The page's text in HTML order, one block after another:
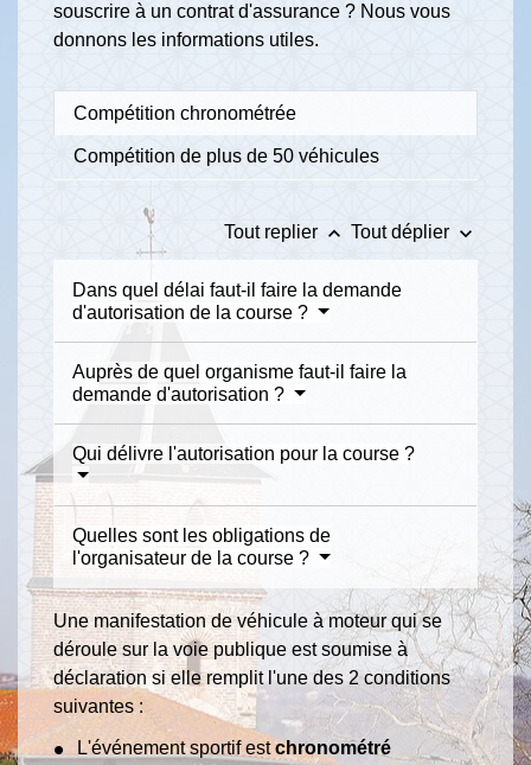
souscrire à un contrat d'assurance ? Nous vous
donnons les informations utiles.
Compétition chronométrée
Compétition de plus de 50 véhicules
Tout replier keyboard_arrow_up Tout déplier keyboard_arrow_down
Dans quel délai faut-il faire la demande
d'autorisation de la course ?
Auprès de quel organisme faut-il faire la
demande d'autorisation ?
Qui délivre l'autorisation pour la course ?
Quelles sont les obligations de
l'organisateur de la course ?
Une manifestation de véhicule à moteur qui se
déroule sur la voie publique est soumise à
déclaration si elle remplit l'une des 2 conditions
suivantes :
L'événement sportif estchronométré